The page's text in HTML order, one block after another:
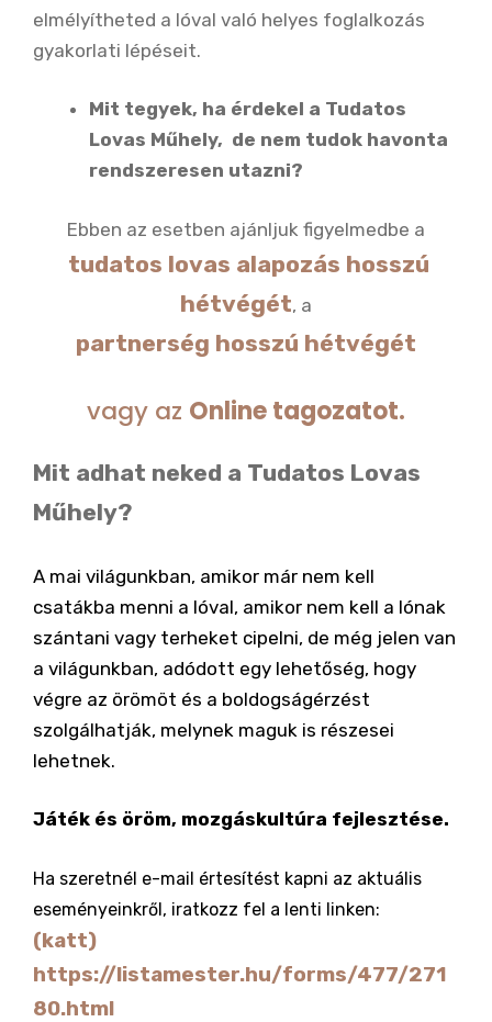
elmélyítheted a lóval való helyes foglalkozás
gyakorlati lépéseit.
Mit tegyek, ha érdekel a Tudatos
Lovas Műhely, de nem tudok havonta
rendszeresen utazni?
Ebben az esetben ajánljuk figyelmedbe a
tudatos lovas alapozás hosszú
hétvégét, a
partnerség hosszú hétvégét
vagy az Online tagozatot.
Mit adhat neked a Tudatos Lovas
Műhely?
A mai világunkban, amikor már nem kell
csatákba menni a lóval, amikor nem kell a lónak
szántani vagy terheket cipelni, de még jelen van
a világunkban, adódott egy lehetőség, hogy
végre az örömöt és a boldogságérzést
szolgálhatják, melynek maguk is részesei
lehetnek.
Játék és öröm, mozgáskultúra fejlesztése.
Ha szeretnél e-mail értesítést kapni az aktuális
eseményeinkről, iratkozz fel a lenti linken:
(katt)
https://listamester.hu/forms/477/271
80.html